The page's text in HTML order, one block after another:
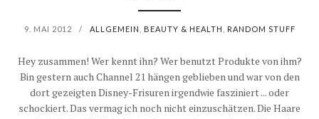
9. MAI 2012 / ALLGEMEIN BEAUTY & HEALTH RANDOM STUFF
Hey zusammen! Wer kennt ihn? Wer benutzt Produkte von ihm?
Bin gestern auch Channel 21 hängen geblieben und war von den
dort gezeigten Disney-Frisuren irgendwie fasziniert ... oder
schockiert. Das vermag ich noch nicht einzuschätzen. Die Haare